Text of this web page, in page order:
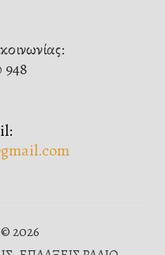
948
2026